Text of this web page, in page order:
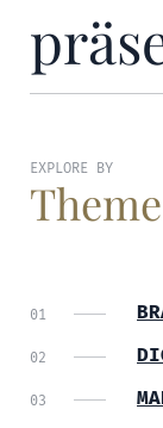
EXPLORE BY